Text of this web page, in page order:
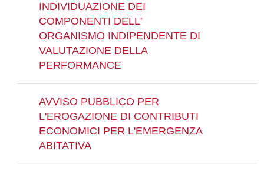
INDIVIDUAZIONE DEI
COMPONENTI DELL'
ORGANISMO INDIPENDENTE DI
VALUTAZIONE DELLA
PERFORMANCE
AVVISO PUBBLICO PER
L'EROGAZIONE DI CONTRIBUTI
ECONOMICI PER L'EMERGENZA
ABITATIVA